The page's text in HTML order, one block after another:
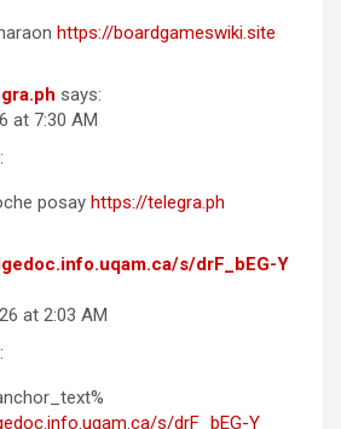
https://boardgameswiki.site
says:
at 7:30 AM
posay https://telegra.ph
s/drF_bEG-Y
at 2:03 AM
s/drF_bEG-Y